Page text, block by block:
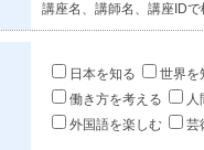
講座名、講師名、講座IDで
日本を知る
世界を
働き方を考える
人
外国語を楽しむ
芸